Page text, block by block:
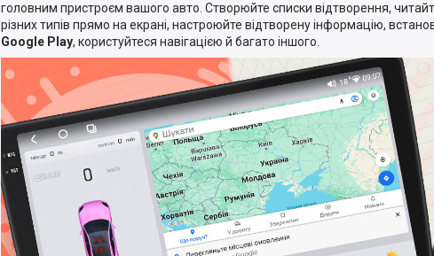
головним пристроєм вашого авто. Створюйте списки відтворення,
різних типів прямо на екрані, настроюйте відтворену інформацію,
Google Play, користуйтеся навігацією й багато іншого.